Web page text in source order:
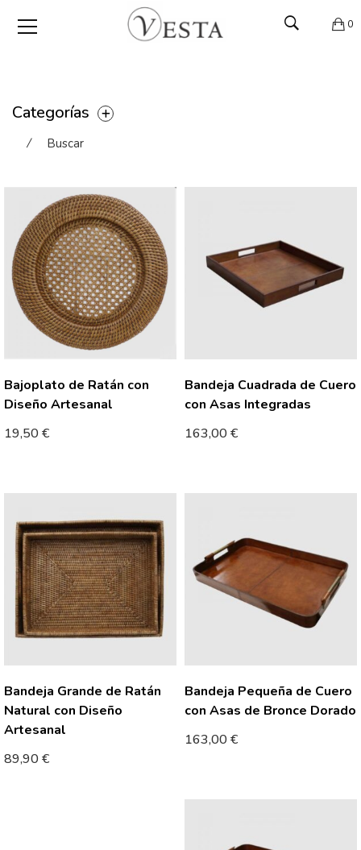
0
Categorías
⁄ Buscar
Bajoplato de Ratán con
Diseño Artesanal
19,50€
Bandeja Cuadrada de Cuero
con Asas Integradas
163,00€
Bandeja Grande de Ratán
Natural con Diseño
Artesanal
89,90€
Bandeja Pequeña de Cuero
con Asas de Bronce Dorado
163,00€